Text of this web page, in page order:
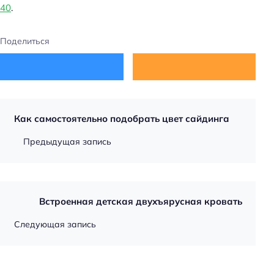
40.
Поделиться
Как самостоятельно подобрать цвет сайдинга
Предыдущая запись
Встроенная детская двухъярусная кровать
Следующая запись